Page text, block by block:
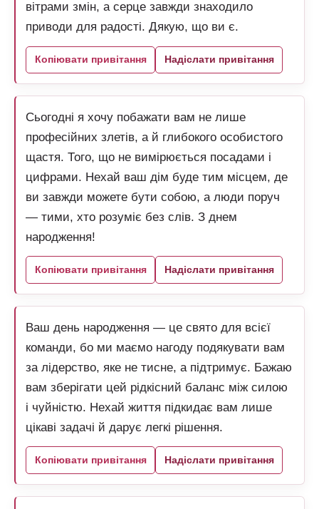
вітрами змін, а серце завжди знаходило
приводи для радості. Дякую, що ви є.
Копіювати привітання Надіслати привітання
Сьогодні я хочу побажати вам не лише
професійних злетів, а й глибокого особистого
щастя. Того, що не вимірюється посадами і
цифрами. Нехай ваш дім буде тим місцем, де
ви завжди можете бути собою, а люди поруч
— тими, хто розуміє без слів. З днем
народження!
Копіювати привітання Надіслати привітання
Ваш день народження — це свято для всієї
команди, бо ми маємо нагоду подякувати вам
за лідерство, яке не тисне, а підтримує. Бажаю
вам зберігати цей рідкісний баланс між силою
і чуйністю. Нехай життя підкидає вам лише
цікаві задачі й дарує легкі рішення.
Копіювати привітання Надіслати привітання